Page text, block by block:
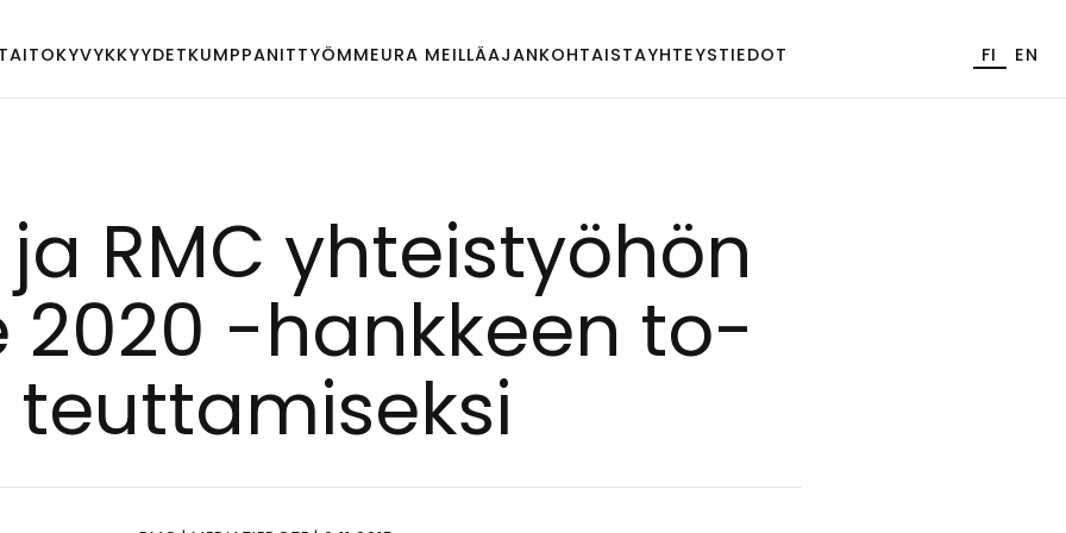
KYVYKKYYDETKUMPPANITTYÖMMEURA MEILLÄAJANKOHTAISTAYHTEYSTIEDOT FI EN
RMC yh­teis­työ­hön
2020 -hank­keen to­
teut­ta­mi­sek­si